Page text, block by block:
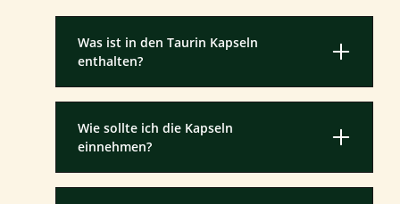
Was ist in den Taurin Kapseln
enthalten?
Wie sollte ich die Kapseln
einnehmen?